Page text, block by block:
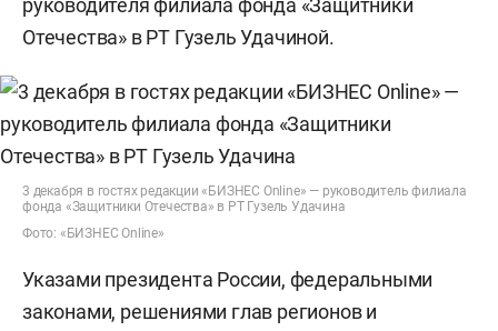
руководителя филиала фонда «Защитники
Отечества» в РТ Гузель Удачиной.
3 декабря в гостях редакции «БИЗНЕС Online» — руководитель филиала
фонда «Защитники Отечества» в РТ Гузель Удачина
Фото: «БИЗНЕС Online»
Указами президента России, федеральными
законами, решениями глав регионов и